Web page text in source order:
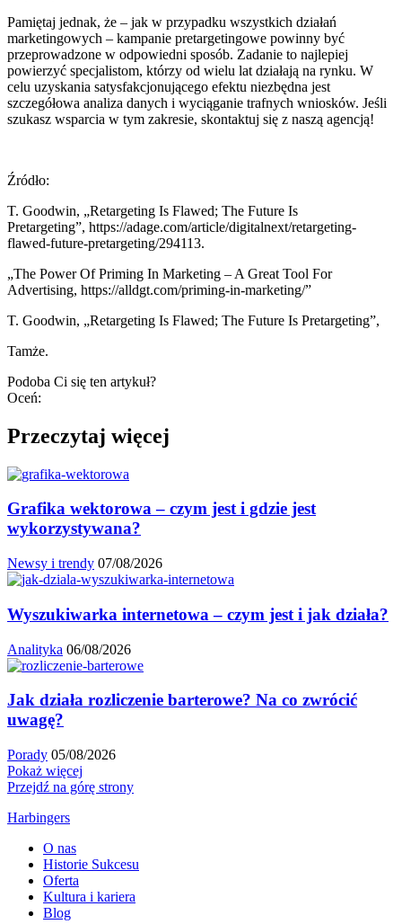
Pamiętaj jednak, że – jak w przypadku wszystkich działań
marketingowych – kampanie pretargetingowe powinny być
przeprowadzone w odpowiedni sposób. Zadanie to najlepiej
powierzyć specjalistom, którzy od wielu lat działają na rynku. W
celu uzyskania satysfakcjonującego efektu niezbędna jest
szczegółowa analiza danych i wyciąganie trafnych wniosków. Jeśli
szukasz wsparcia w tym zakresie, skontaktuj się z naszą agencją!
Źródło:
T. Goodwin, „Retargeting Is Flawed; The Future Is
Pretargeting”, https://adage.com/article/digitalnext/retargeting-
flawed-future-pretargeting/294113.
„The Power Of Priming In Marketing – A Great Tool For
Advertising, https://alldgt.com/priming-in-marketing/”
T. Goodwin, „Retargeting Is Flawed; The Future Is Pretargeting”,
Tamże.
Podoba Ci się ten artykuł?
Oceń:
Przeczytaj więcej
Grafika wektorowa – czym jest i gdzie jest
wykorzystywana?
Newsy i trendy 07/08/2026
Wyszukiwarka internetowa – czym jest i jak działa?
Analityka 06/08/2026
Jak działa rozliczenie barterowe? Na co zwrócić
uwagę?
Porady 05/08/2026
Pokaż więcej
Przejdź na górę strony
Harbingers
O nas
Historie Sukcesu
Oferta
Kultura i kariera
Blog